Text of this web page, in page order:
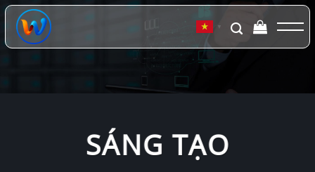
Chuyển
đến
dung
▼
SÁNG TẠO